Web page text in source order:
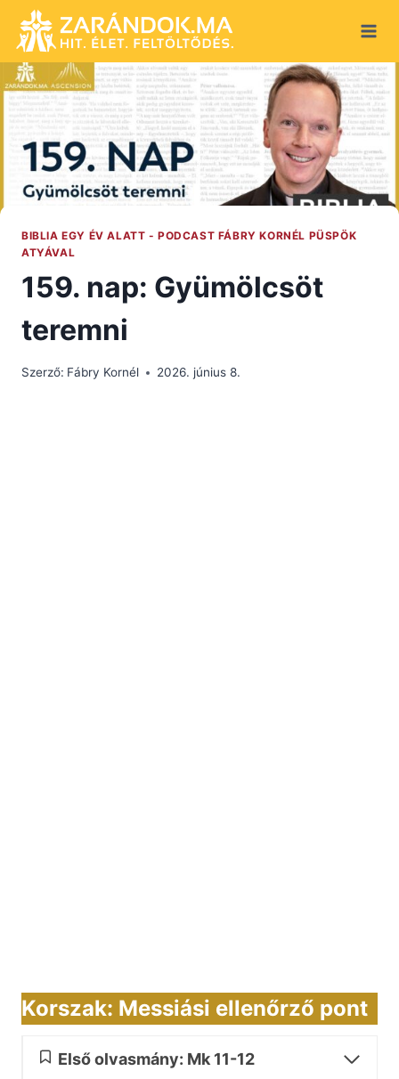
content
BIBLIA EGY ÉV ALATT - PODCAST FÁBRY KORNÉL PÜSPÖK
ATYÁVAL
159. nap: Gyümölcsöt
teremni
Szerző: Fábry Kornél 2026. június 8.
Korszak: Messiási ellenőrző pont
Első olvasmány: Mk 11-12